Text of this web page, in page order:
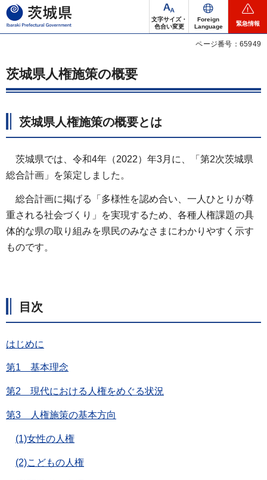
茨城県
文字サイズ・
色合い変更
Foreign
Language
緊急情報
ページ番号：65949
茨城県人権施策の概要
茨城県人権施策の概要とは
茨城県では、令和4年（2022）年3月に、「第2次茨城県
総合計画」を策定しました。
総合計画に掲げる「多様性を認め合い、一人ひとりが尊
重される社会づくり」を実現するため、各種人権課題の具
体的な県の取り組みを県民のみなさまにわかりやすく示す
ものです。
目次
はじめに
第1 基本理念
第2 現代における人権をめぐる状況
第3 人権施策の基本方向
(1)女性の人権
(2)こどもの人権